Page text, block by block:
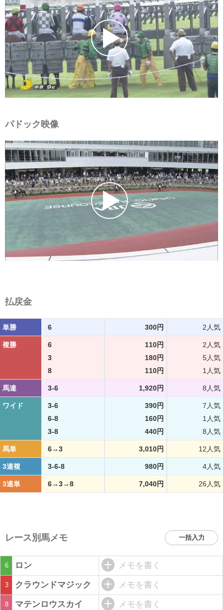
パドック映像
払戻金
単勝 6 300円 2人気
複勝 6 110円
2人気
3
180円
5人気
8
110円 1人気
馬連 3-6 1,920円 8人気
ワイド 3-6 390円
7人気
6-8
160円
1人気
3-8
440円 8人気
馬単 6→3 3,010円 12人気
3連複 3-6-8 980円 4人気
3連単 6→3→8 7,040円 26人気
レース別馬メモ 一括入力
6 ロン メモを書く
3 クラウンドマジック メモを書く
8 マテンロウスカイ メモを書く